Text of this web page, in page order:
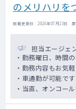
のメリハリを
掲載更新日 : 2026年07月23日
担当エージェ
・勤務曜日、時間
・勤務内容もお気
・車通勤が可能です
・当直、オンコー